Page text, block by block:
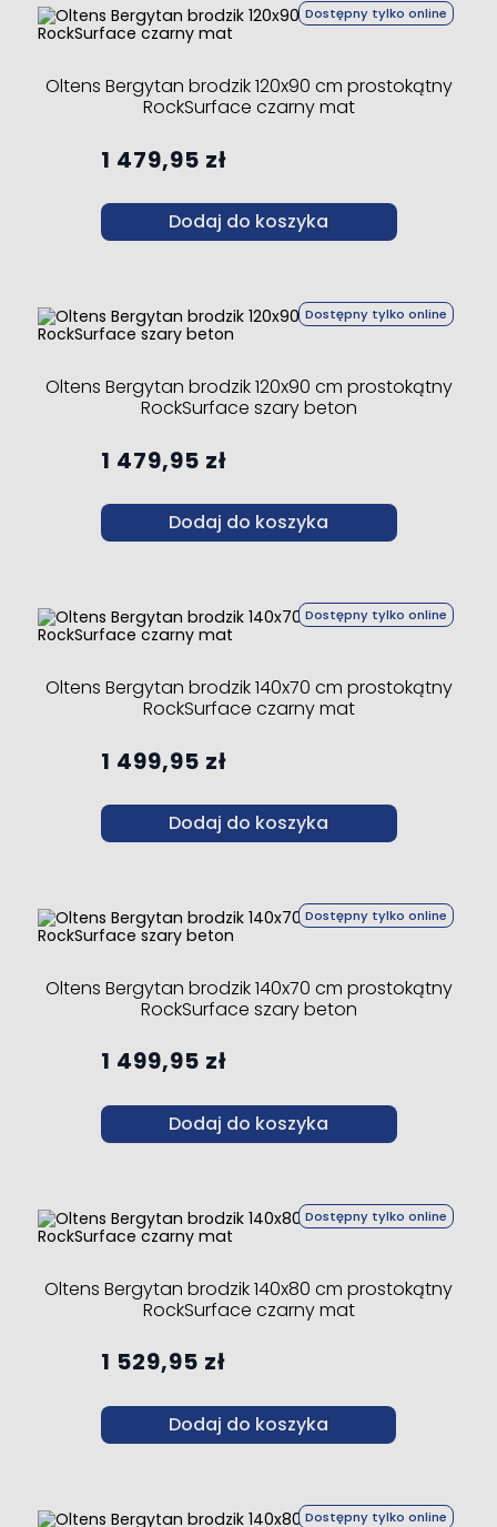
Dostępny tylko online
Oltens Bergytan brodzik 120x90 cm prostokątny
RockSurface czarny mat
1 479,95 zł
Dodaj do koszyka
Dostępny tylko online
Oltens Bergytan brodzik 120x90 cm prostokątny
RockSurface szary beton
1 479,95 zł
Dodaj do koszyka
Dostępny tylko online
Oltens Bergytan brodzik 140x70 cm prostokątny
RockSurface czarny mat
1 499,95 zł
Dodaj do koszyka
Dostępny tylko online
Oltens Bergytan brodzik 140x70 cm prostokątny
RockSurface szary beton
1 499,95 zł
Dodaj do koszyka
Dostępny tylko online
Oltens Bergytan brodzik 140x80 cm prostokątny
RockSurface czarny mat
1 529,95 zł
Dodaj do koszyka
Dostępny tylko online